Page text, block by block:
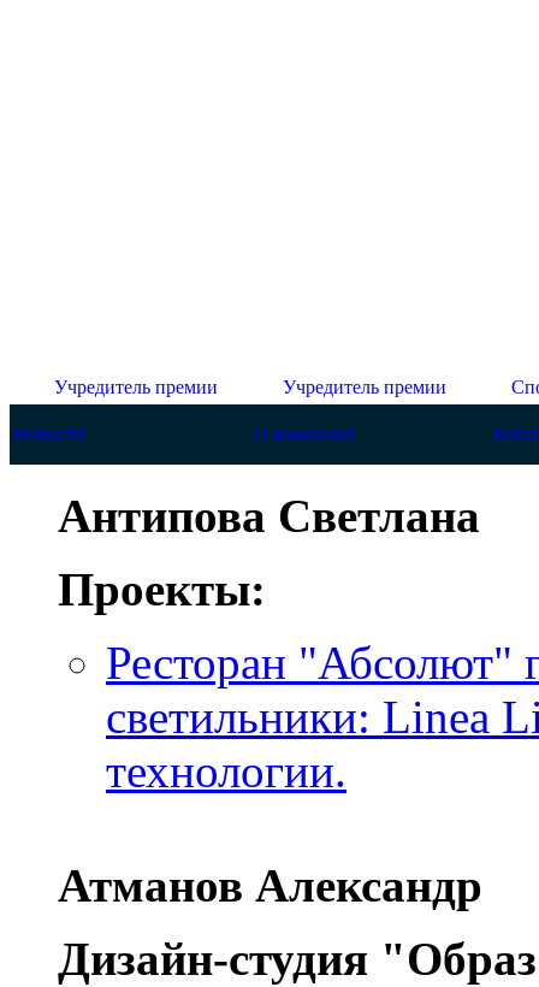
Учредитель премии Учредитель премии
Новости О компании
Антипова Светлана
Проекты:
Ресторан "Абсолют"
светильники: Linea
технологии.
Атманов Александр
Дизайн-студия